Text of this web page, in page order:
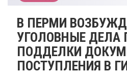
В ПЕРМИ
УГОЛОВНЫЕ ДЕЛА
ПОДДЕЛКИ
ПОСТУПЛЕНИЯ В